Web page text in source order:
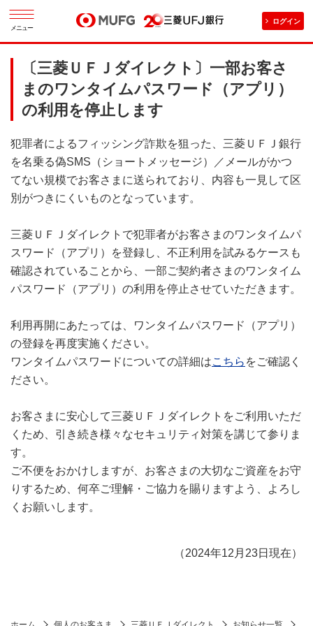
メニュー
ログイン
〔三菱ＵＦＪダイレクト〕一部お客さ
まのワンタイムパスワード（アプリ）
の利用を停止します
犯罪者によるフィッシング詐欺を狙った、三菱ＵＦＪ銀行
を名乗る偽SMS（ショートメッセージ）／メールがかつ
てない規模でお客さまに送られており、内容も一見して区
別がつきにくいものとなっています。
三菱ＵＦＪダイレクトで犯罪者がお客さまのワンタイムパ
スワード（アプリ）を登録し、不正利用を試みるケースも
確認されていることから、一部ご契約者さまのワンタイム
パスワード（アプリ）の利用を停止させていただきます。
利用再開にあたっては、ワンタイムパスワード（アプリ）
の登録を再度実施ください。
ワンタイムパスワードについての詳細はこちら をご確認く
ださい。
お客さまに安心して三菱ＵＦＪダイレクトをご利用いただ
くため、引き続き様々なセキュリティ対策を講じて参りま
す。
ご不便をおかけしますが、お客さまの大切なご資産をお守
りするため、何卒ご理解・ご協力を賜りますよう、よろし
くお願いします。
（2024年12月23日現在）